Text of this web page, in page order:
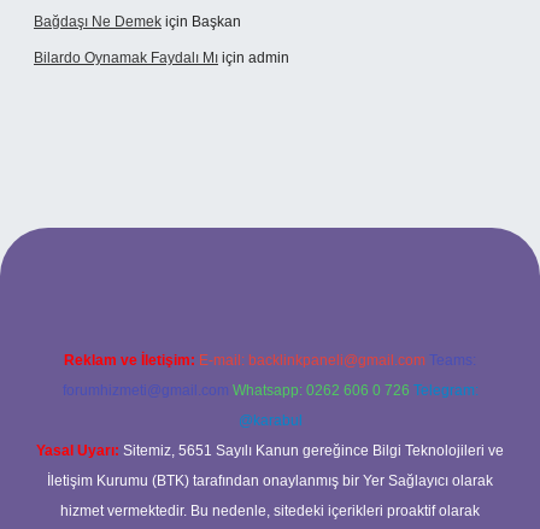
Bağdaşı Ne Demek için Başkan
Bilardo Oynamak Faydalı Mı için admin
bahis sitesi
Reklam ve İletişim: E-mail: backlinkpaneli@gmail.com Teams:
forumhizmeti@gmail.com Whatsapp: 0262 606 0 726 Telegram:
@karabul
Yasal Uyarı: Sitemiz, 5651 Sayılı Kanun gereğince Bilgi Teknolojileri ve
İletişim Kurumu (BTK) tarafından onaylanmış bir Yer Sağlayıcı olarak
hizmet vermektedir. Bu nedenle, sitedeki içerikleri proaktif olarak